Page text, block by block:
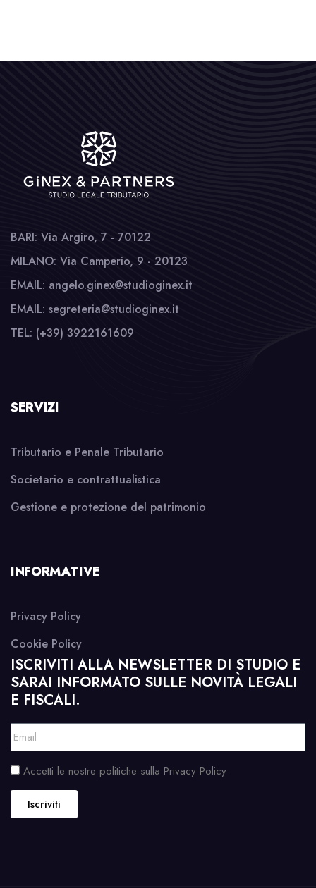
BARI: Via Argiro, 7 - 70122
MILANO: Via Camperio, 9 - 20123
EMAIL: angelo.ginex@studioginex.it
EMAIL: segreteria@studioginex.it
TEL: (+39) 3922161609
SERVIZI
Tributario e Penale Tributario
Societario e contrattualistica
Gestione e protezione del patrimonio
INFORMATIVE
Privacy Policy
Cookie Policy
ISCRIVITI ALLA NEWSLETTER DI STUDIO E
SARAI INFORMATO SULLE NOVITÀ LEGALI
E FISCALI.
Accetti le nostre politiche sulla Privacy Policy
Iscriviti